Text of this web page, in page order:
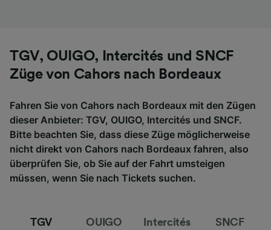
TGV, OUIGO, Intercités und SNCF
Züge von Cahors nach Bordeaux
Fahren Sie von Cahors nach Bordeaux mit den Zügen
dieser Anbieter: TGV, OUIGO, Intercités und SNCF.
Bitte beachten Sie, dass diese Züge möglicherweise
nicht direkt von Cahors nach Bordeaux fahren, also
überprüfen Sie, ob Sie auf der Fahrt umsteigen
müssen, wenn Sie nach Tickets suchen.
TGV OUIGO Intercités SNCF